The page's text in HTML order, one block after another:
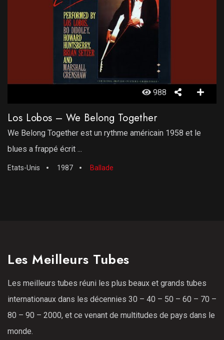
988
Los Lobos – We Belong Together
We Belong Together est un rythme américain 1958 et le
blues a frappé écrit ...
Etats-Unis 1987 Ballade
Les Meilleurs Tubes
Les meilleurs tubes réuni les plus beaux et grands tubes
internationaux dans les décennies 30 – 40 – 50 – 60 – 70 –
80 – 90 – 2000, et ce venant de multitudes de pays dans le
monde.